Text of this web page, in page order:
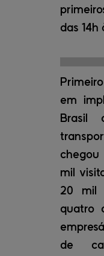
das 14h
em
Brasil
mil
20 mil
quatro
de